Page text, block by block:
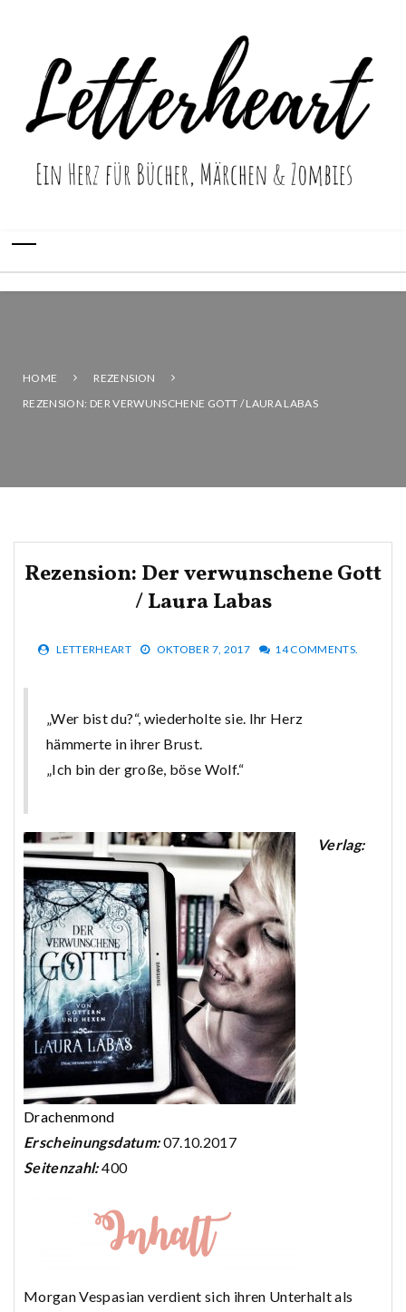
HOME
REZENSION
REZENSION: DER VERWUNSCHENE GOTT / LAURA LABAS
Rezension: Der verwunschene Gott
/ Laura Labas
LETTERHEART OKTOBER 7, 2017 14 COMMENTS.
„Wer bist du?“, wiederholte sie. Ihr Herz
hämmerte in ihrer Brust.
„Ich bin der große, böse Wolf.“
Verlag:
Drachenmond
Erscheinungsdatum:07.10.2017
Seitenzahl:400
Morgan Vespasian verdient sich ihren Unterhalt als